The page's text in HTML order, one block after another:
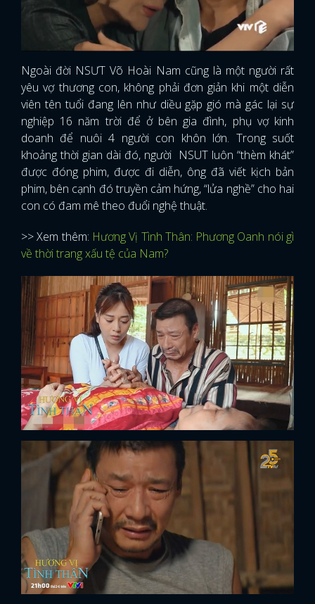
Ngoài đời NSƯT Võ Hoài Nam cũng là một người rất
yêu vợ thương con, không phải đơn giản khi một diễn
viên tên tuổi đang lên như diều gặp gió mà gác lại sự
nghiệp 16 năm trời để ở bên gia đình, phụ vợ kinh
doanh để nuôi 4 người con khôn lớn. Trong suốt
khoảng thời gian dài đó, người NSUT luôn “thèm khát”
được đóng phim, được đi diễn, ông đã viết kịch bản
phim, bên cạnh đó truyền cảm hứng, “lửa nghề” cho hai
con có đam mê theo đuổi nghệ thuật.
>> Xem thêm: Hương Vị Tình Thân: Phương Oanh nói gì
về thời trang xấu tệ của Nam?